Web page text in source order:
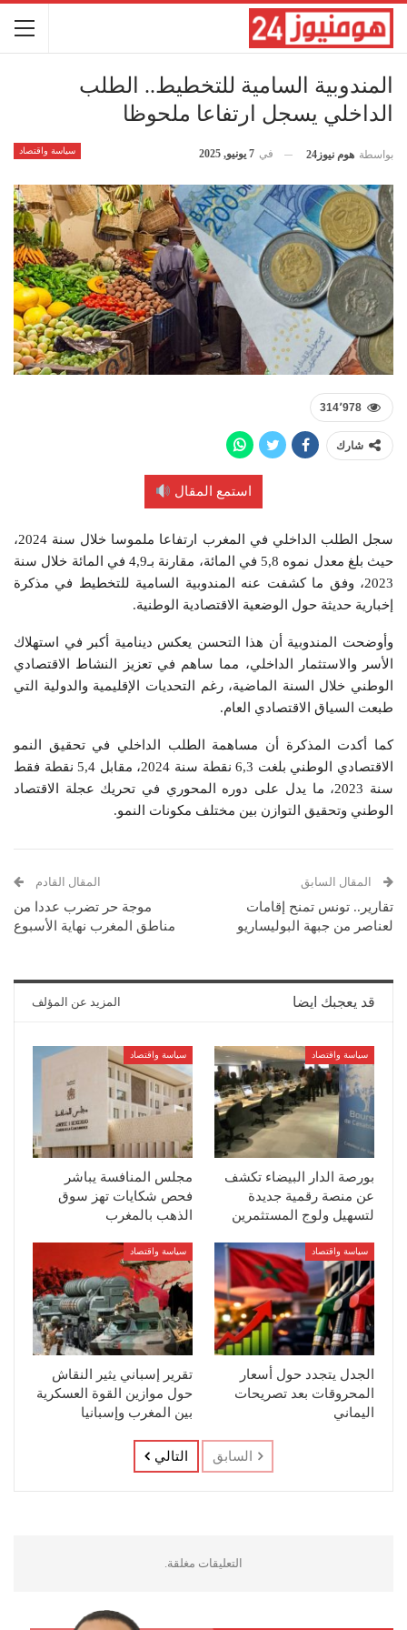
المندوبية السامية للتخطيط.. الطلب
الداخلي يسجل ارتفاعا ملحوظا
سياسة واقتصاد بواسطة هوم نيوز24 في 7 يونيو, 2025
314٬978
شارك
استمع المقال
سجل الطلب الداخلي في المغرب ارتفاعا ملموسا خلال سنة 2024،
حيث بلغ معدل نموه 5,8 في المائة، مقارنة بـ4,9 في المائة خلال سنة
2023، وفق ما كشفت عنه المندوبية السامية للتخطيط في مذكرة
إخبارية حديثة حول الوضعية الاقتصادية الوطنية.
وأوضحت المندوبية أن هذا التحسن يعكس دينامية أكبر في استهلاك
الأسر والاستثمار الداخلي، مما ساهم في تعزيز النشاط الاقتصادي
الوطني خلال السنة الماضية، رغم التحديات الإقليمية والدولية التي
طبعت السياق الاقتصادي العام.
كما أكدت المذكرة أن مساهمة الطلب الداخلي في تحقيق النمو
الاقتصادي الوطني بلغت 6,3 نقطة سنة 2024، مقابل 5,4 نقطة فقط
سنة 2023، ما يدل على دوره المحوري في تحريك عجلة الاقتصاد
الوطني وتحقيق التوازن بين مختلف مكونات النمو.
المقال السابق
تقارير.. تونس تمنح إقامات
لعناصر من جبهة البوليساريو
المقال القادم
موجة حر تضرب عددا من
مناطق المغرب نهاية الأسبوع
قد يعجبك ايضا المزيد عن المؤلف
سياسة واقتصاد
بورصة الدار البيضاء تكشف
عن منصة رقمية جديدة
لتسهيل ولوج المستثمرين
سياسة واقتصاد
مجلس المنافسة يباشر
فحص شكايات تهز سوق
الذهب بالمغرب
سياسة واقتصاد
الجدل يتجدد حول أسعار
المحروقات بعد تصريحات
اليماني
سياسة واقتصاد
تقرير إسباني يثير النقاش
حول موازين القوة العسكرية
بين المغرب وإسبانيا
السابق التالي
التعليقات مغلقة.